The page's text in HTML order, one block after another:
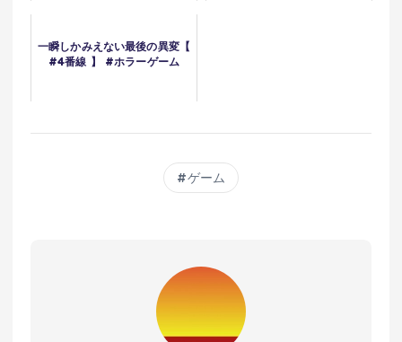
一瞬しかみえない最後の異変【
#4番線 】 #ホラーゲーム
ゲーム